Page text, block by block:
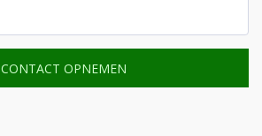
CONTACT OPNEMEN